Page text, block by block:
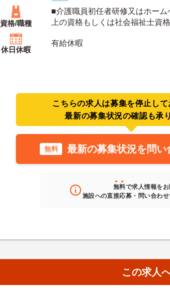
資格/職種
■介護職員初任者研修又はホーム
上の資格もしくは社会福祉士資
休日休暇
有給休暇
こちらの求人は募集を停止して
最新の募集状況の確認も承
無料 最新の募集状況を問い
無料で求人情報をお
施設への直接応募・問い合わ
この求人